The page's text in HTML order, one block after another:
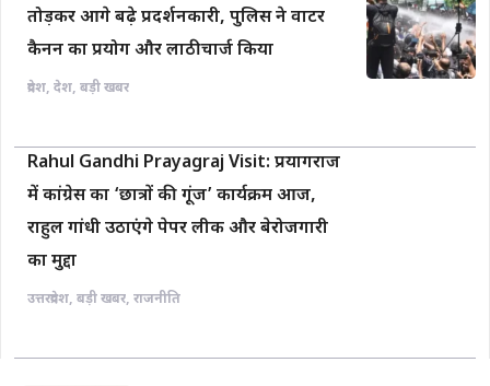
तोड़कर आगे बढ़े प्रदर्शनकारी, पुलिस ने वाटर
कैनन का प्रयोग और लाठीचार्ज किया
प्रदेश, देश, बड़ी खबर
Rahul Gandhi Prayagraj Visit: प्रयागराज
में कांग्रेस का ‘छात्रों की गूंज’ कार्यक्रम आज,
राहुल गांधी उठाएंगे पेपर लीक और बेरोजगारी
का मुद्दा
उत्तरप्रदेश, बड़ी खबर, राजनीति